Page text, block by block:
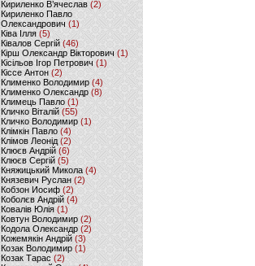
Кириленко В’ячеслав (2)
Кириленко Павло
Олександрович (1)
Ківа Ілля (5)
Ківалов Сергій(46)
Кірш Олександр Вікторович (1)
Кісільов Ігор Петрович (1)
Кіссе Антон (2)
Клименко Володимир(4)
Клименко Олександр (8)
Климець Павло (1)
Кличко Віталій(55)
Кличко Володимир (1)
Клімкін Павло (4)
Клімов Леонід(2)
Клюєв Андрій(6)
Клюєв Сергій (5)
Княжицький Микола(4)
Князевич Руслан (2)
Кобзон Иосиф(2)
Коболєв Андрій (4)
Ковалів Юлія(1)
Ковтун Володимир (2)
Кодола Олександр (2)
Кожемякін Андрій (3)
Козак Володимир (1)
Козак Тарас (2)